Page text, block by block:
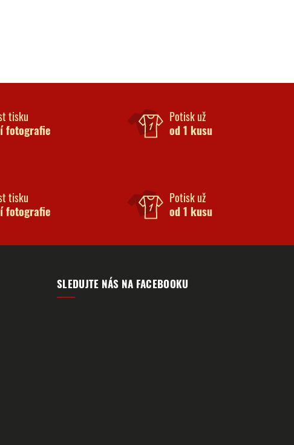
tisku
fotografie
Potisk už
od 1 kusu
tisku
fotografie
Potisk už
od 1 kusu
SLEDUJTE NÁS NA FACEBOOKU